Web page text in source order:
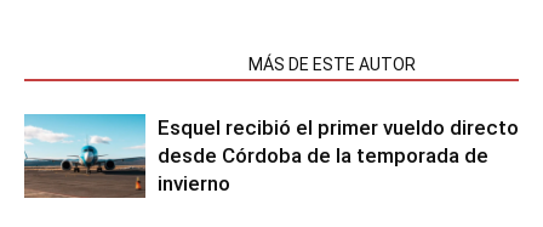
MÁS DE ESTE AUTOR
Esquel recibió el primer vueldo directo
desde Córdoba de la temporada de
invierno